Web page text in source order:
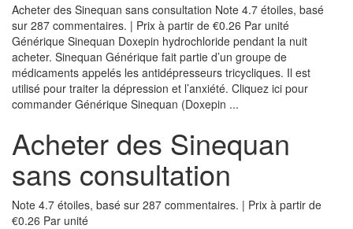
Acheter des Sinequan sans consultation Note 4.7 étoiles, basé
sur 287 commentaires. | Prix à partir de €0.26 Par unité
Générique Sinequan Doxepin hydrochloride pendant la nuit
acheter. Sinequan Générique fait partie d’un groupe de
médicaments appelés les antidépresseurs tricycliques. Il est
utilisé pour traiter la dépression et l’anxiété. Cliquez ici pour
commander Générique Sinequan (Doxepin ...
Acheter des Sinequan
sans consultation
Note 4.7 étoiles, basé sur 287 commentaires. | Prix à partir de
€0.26 Par unité